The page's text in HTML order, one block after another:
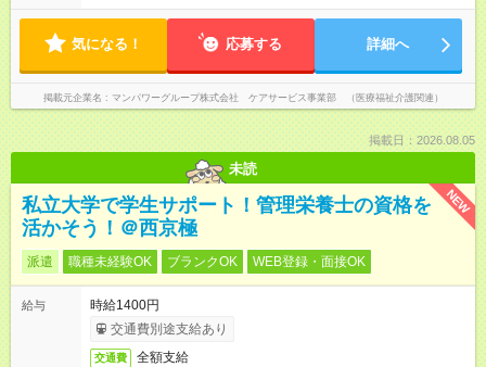
気になる！ 応募する 詳細へ
掲載元企業名 マンパワーグループ株式会社 ケアサービス事業部 （医療福祉介護関連）
掲載日：2026.08.05
未読
NEW
私立大学で学生サポート！管理栄養士の資格を
活かそう！＠西京極
派遣 職種未経験OK ブランクOK WEB登録・面接OK
給与
時給1400円
交通費別途支給あり
交通費 全額支給